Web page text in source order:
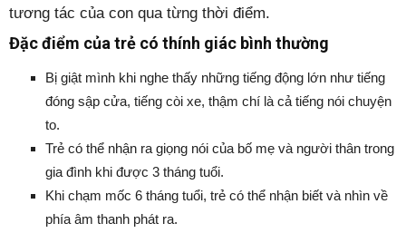
tương tác của con qua từng thời điểm.
Đặc điểm của trẻ có thính giác bình thường
Bị giật mình khi nghe thấy những tiếng động lớn như tiếng
đóng sập cửa, tiếng còi xe, thậm chí là cả tiếng nói chuyện
to.
Trẻ có thể nhận ra giọng nói của bố mẹ và người thân trong
gia đình khi được 3 tháng tuổi.
Khi chạm mốc 6 tháng tuổi, trẻ có thể nhận biết và nhìn về
phía âm thanh phát ra.